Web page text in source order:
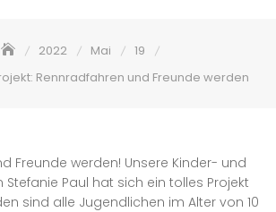
2022 Mai
19
Rennradfahren und Freunde werden
Freunde werden! Unsere Kinder- und
Paul hat sich ein tolles Projekt
sind alle Jugendlichen im Alter von 10